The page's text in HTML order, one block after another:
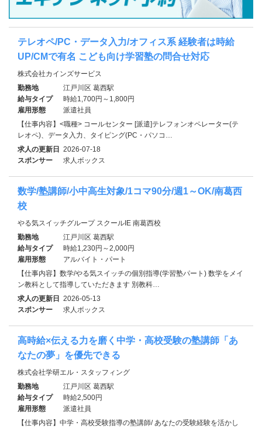
テレオペ/PC・データ入力/オフィス系 経験者は時給
UP/CMで有名 こども向け学習塾の問合せ対応
株式会社カインズサービス
勤務地
江戸川区 葛西駅
給与タイプ
時給1,700円～1,800円
雇用形態
派遣社員
【仕事内容】<職種> コールセンター [派遣]テレフォンオペレーター(テ
レオペ)、データ入力、タイピング(PC・パソコ…
求人の更新日 2026-07-18
スポンサー
求人ボックス
数学/塾講師/小中高生対象/1コマ90分/週1～OK/南葛西
校
やる気スイッチグループ スクールIE 南葛西校
勤務地
江戸川区 葛西駅
給与タイプ
時給1,230円～2,000円
雇用形態
アルバイト・パート
【仕事内容】数学/やる気スイッチの個別指導(学習塾パート) 数学をメイ
ン教科として指導していただきます 別教科…
求人の更新日 2026-05-13
スポンサー
求人ボックス
高時給×伝える力を磨く中学・高校受験の塾講師「あ
なたの夢」を優先できる
株式会社学研エル・スタッフィング
勤務地
江戸川区 葛西駅
給与タイプ
時給2,500円
雇用形態
派遣社員
【仕事内容】中学・高校受験指導の塾講師/ あなたの受験経験を活かし